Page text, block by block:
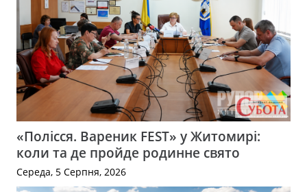
«Полісся. Вареник FEST» у Житомирі:
коли та де пройде родинне свято
Середа, 5 Серпня, 2026